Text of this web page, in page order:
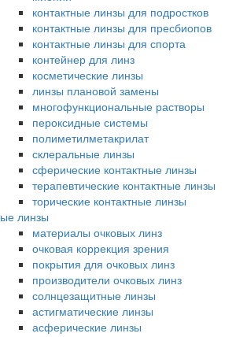
контактные линзы для подростков
контактные линзы для пресбиопов
контактные линзы для спорта
контейнер для линз
косметические линзы
линзы плановой замены
многофункциональные растворы
пероксидные системы
полиметилметакрилат
склеральные линзы
сферические контактные линзы
терапевтические контактные линзы
торические контактные линзы
линзы
материалы очковых линз
очковая коррекция зрения
покрытия для очковых линз
производители очковых линз
солнцезащитные линзы
астигматические линзы
асферические линзы